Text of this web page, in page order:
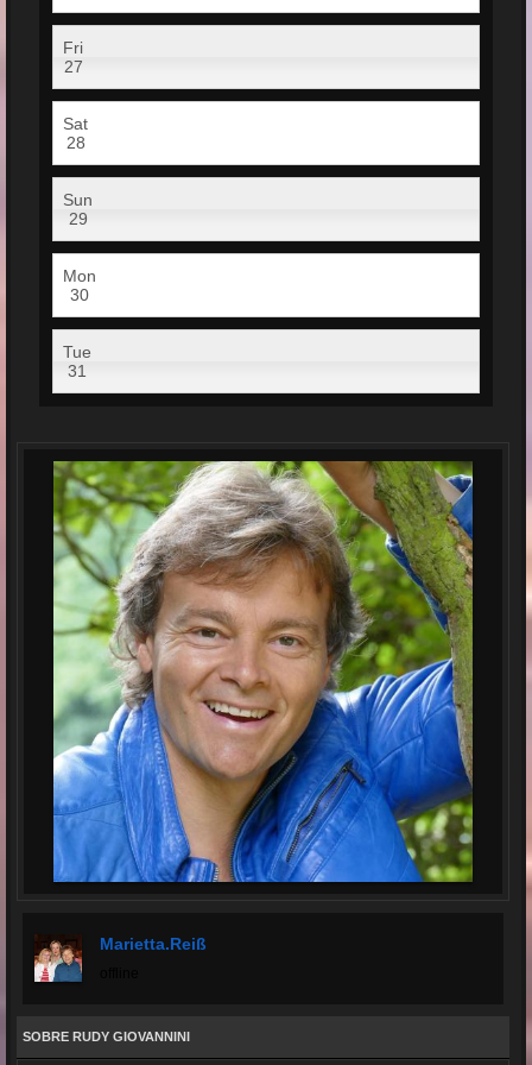
Fri
27
Sat
28
Sun
29
Mon
30
Tue
31
Marietta.reiß
SOBRE RUDY GIOVANNINI